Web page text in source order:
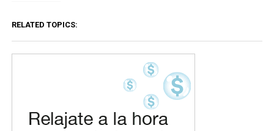
RELATED TOPICS: